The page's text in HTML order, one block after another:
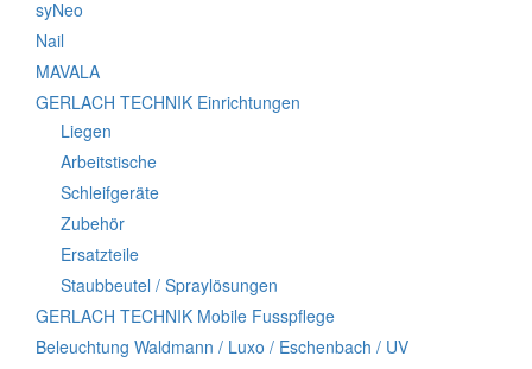
syNeo
Nail
MAVALA
GERLACH TECHNIK Einrichtungen
Liegen
Arbeitstische
Schleifgeräte
Zubehör
Ersatzteile
Staubbeutel / Spraylösungen
GERLACH TECHNIK Mobile Fusspflege
Beleuchtung Waldmann / Luxo / Eschenbach / UV